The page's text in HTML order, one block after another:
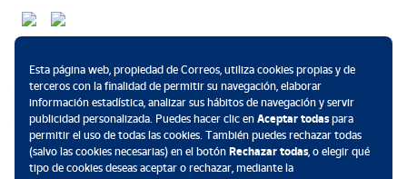
Esta página web, propiedad de Correos, utiliza cookies propias y de
terceros con la finalidad de permitir su navegación, elaborar
información estadística, analizar sus hábitos de navegación y servir
publicidad personalizada. Puedes hacer clic en Aceptar todaspara
permitir el uso de todas las cookies. También puedes rechazar todas
(salvo las cookies necesarias) en el botón Rechazar todas, o elegir qué
tipo de cookies deseas aceptar o rechazar, mediante la